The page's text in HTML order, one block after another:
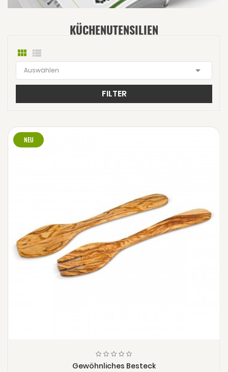
KÜCHENUTENSILIEN
 
Auswählen 
FILTER
NEU
Gewöhnliches Besteck